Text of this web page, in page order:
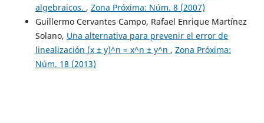
algebraicos. , Zona Próxima: Núm. 8 (2007)
Guillermo Cervantes Campo, Rafael Enrique Martínez
Solano, Una alternativa para prevenir el error de
linealización (x ± y)^n = x^n ± y^n , Zona Próxima:
Núm. 18 (2013)